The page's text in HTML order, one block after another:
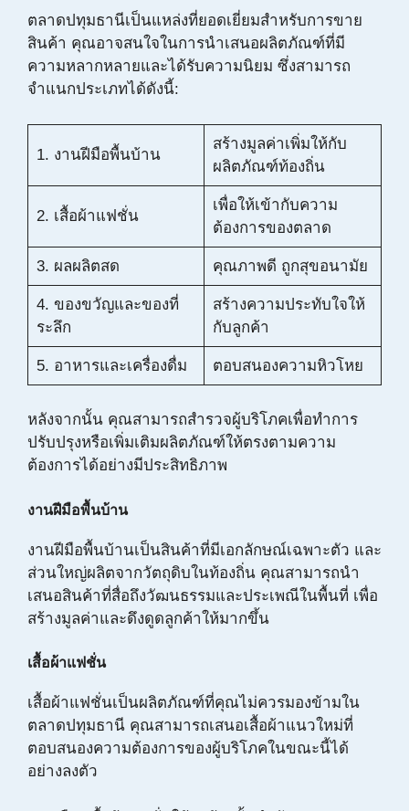
ตลาดปทุมธานีเป็นแหล่งที่ยอดเยี่ยมสำหรับการขาย
สินค้า คุณอาจสนใจในการนำเสนอผลิตภัณฑ์ที่มี
ความหลากหลายและได้รับความนิยม ซึ่งสามารถ
จำแนกประเภทได้ดังนี้:
1. งานฝีมือพื้นบ้าน
สร้างมูลค่าเพิ่มให้กับ
ผลิตภัณฑ์ท้องถิ่น
2. เสื้อผ้าแฟชั่น
เพื่อให้เข้ากับความ
ต้องการของตลาด
3. ผลผลิตสด คุณภาพดี ถูกสุขอนามัย
4. ของขวัญและของที่
ระลึก
สร้างความประทับใจให้
กับลูกค้า
5. อาหารและเครื่องดื่ม ตอบสนองความหิวโหย
หลังจากนั้น คุณสามารถสำรวจผู้บริโภคเพื่อทำการ
ปรับปรุงหรือเพิ่มเติมผลิตภัณฑ์ให้ตรงตามความ
ต้องการได้อย่างมีประสิทธิภาพ
งานฝีมือพื้นบ้าน
งานฝีมือพื้นบ้านเป็นสินค้าที่มีเอกลักษณ์เฉพาะตัว และ
ส่วนใหญ่ผลิตจากวัตถุดิบในท้องถิ่น คุณสามารถนำ
เสนอสินค้าที่สื่อถึงวัฒนธรรมและประเพณีในพื้นที่ เพื่อ
สร้างมูลค่าและดึงดูดลูกค้าให้มากขึ้น
เสื้อผ้าแฟชั่น
เสื้อผ้าแฟชั่นเป็นผลิตภัณฑ์ที่คุณไม่ควรมองข้ามใน
ตลาดปทุมธานี คุณสามารถเสนอเสื้อผ้าแนวใหม่ที่
ตอบสนองความต้องการของผู้บริโภคในขณะนี้ได้
อย่างลงตัว